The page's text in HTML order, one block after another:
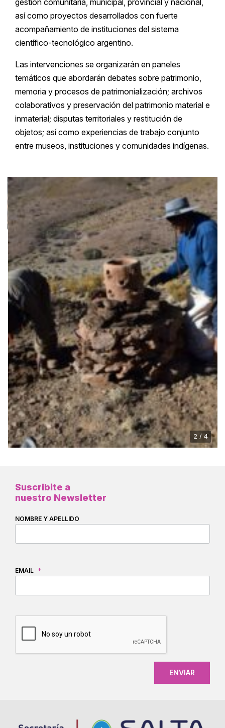
gestión comunitaria, municipal, provincial y nacional,
así como proyectos desarrollados con fuerte
acompañamiento de instituciones del sistema
científico-tecnológico argentino.
Las intervenciones se organizarán en paneles
temáticos que abordarán debates sobre patrimonio,
memoria y procesos de patrimonialización; archivos
colaborativos y preservación del patrimonio material e
inmaterial; disputas territoriales y restitución de
objetos; así como experiencias de trabajo conjunto
entre museos, instituciones y comunidades indígenas.
2 / 4
Suscribite a
nuestro Newsletter
NOMBRE Y APELLIDO
EMAIL *
CAPTCHA